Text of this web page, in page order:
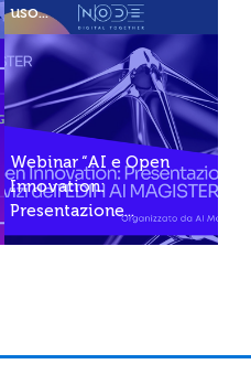
uso...
Webinar “AI e Open
Innovation:
Presentazione...